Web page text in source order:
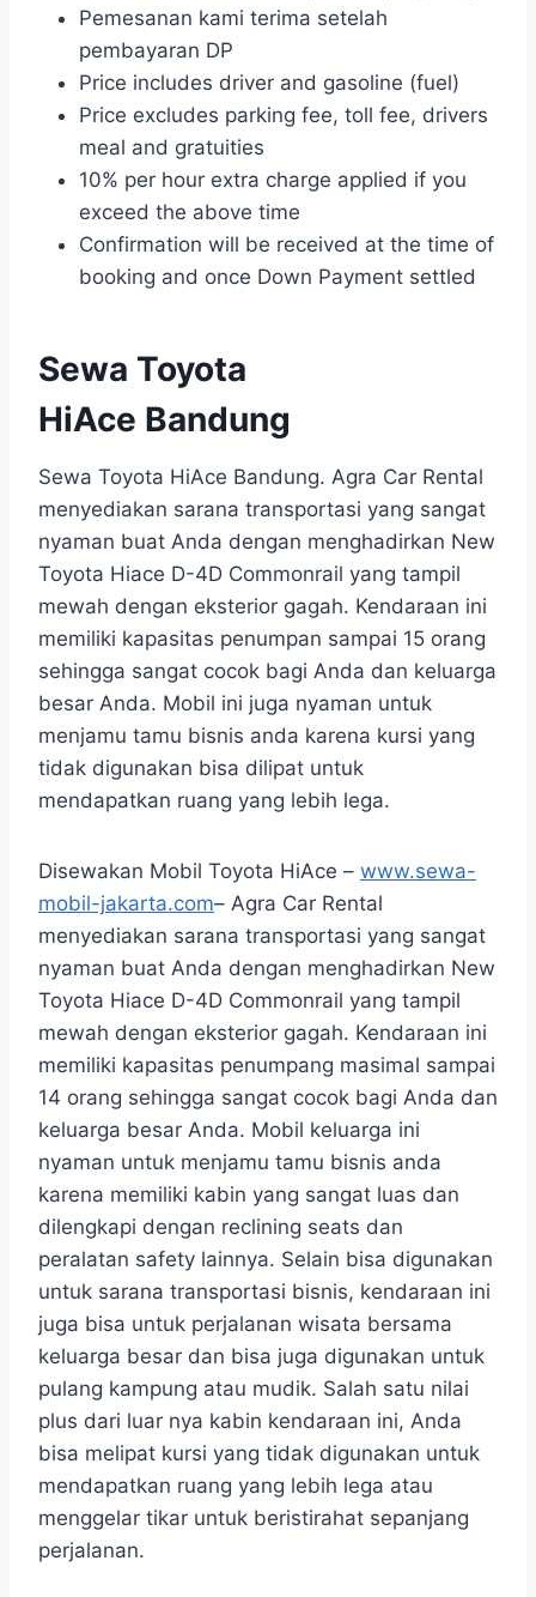
Pemesanan kami terima setelah
pembayaran DP
Price includes driver and gasoline (fuel)
Price excludes parking fee, toll fee, drivers
meal and gratuities
10% per hour extra charge applied if you
exceed the above time
Confirmation will be received at the time of
booking and once Down Payment settled
Sewa Toyota
HiAce Bandung
Sewa Toyota HiAce Bandung. Agra Car Rental
menyediakan sarana transportasi yang sangat
nyaman buat Anda dengan menghadirkan New
Toyota Hiace D-4D Commonrail yang tampil
mewah dengan eksterior gagah. Kendaraan ini
memiliki kapasitas penumpan sampai 15 orang
sehingga sangat cocok bagi Anda dan keluarga
besar Anda. Mobil ini juga nyaman untuk
menjamu tamu bisnis anda karena kursi yang
tidak digunakan bisa dilipat untuk
mendapatkan ruang yang lebih lega.
Disewakan Mobil Toyota HiAce – www.sewa-
mobil-jakarta.com– Agra Car Rental
menyediakan sarana transportasi yang sangat
nyaman buat Anda dengan menghadirkan New
Toyota Hiace D-4D Commonrail yang tampil
mewah dengan eksterior gagah. Kendaraan ini
memiliki kapasitas penumpang masimal sampai
14 orang sehingga sangat cocok bagi Anda dan
keluarga besar Anda. Mobil keluarga ini
nyaman untuk menjamu tamu bisnis anda
karena memiliki kabin yang sangat luas dan
dilengkapi dengan reclining seats dan
peralatan safety lainnya. Selain bisa digunakan
untuk sarana transportasi bisnis, kendaraan ini
juga bisa untuk perjalanan wisata bersama
keluarga besar dan bisa juga digunakan untuk
pulang kampung atau mudik. Salah satu nilai
plus dari luar nya kabin kendaraan ini, Anda
bisa melipat kursi yang tidak digunakan untuk
mendapatkan ruang yang lebih lega atau
menggelar tikar untuk beristirahat sepanjang
perjalanan.